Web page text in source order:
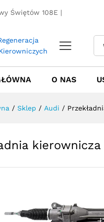
Świętów 108E |
O NAS
/ Sklep / Audi /
/ Usługa Specyfikacja